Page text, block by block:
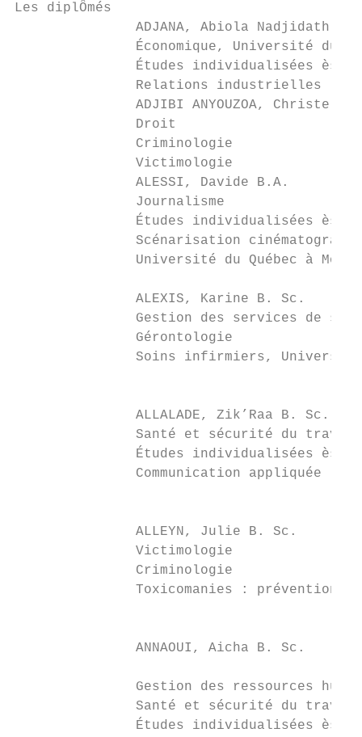
Les diplÔmés
ADJANA, Abiola Nadjidath
Économique, Université du
Études individualisées ès
Relations industrielles
ADJIBI ANYOUZOA,
Droit
Criminologie
Victimologie
ALESSI, Davide B.A.
Journalisme
Études individualisées ès
Scénarisation
Université du Québec à
ALEXIS, Karine B. Sc.
Gestion des services de
Gérontologie
Soins infirmiers,
ALLALADE, Zik’Raa B. Sc.
Santé et sécurité du
Études individualisées ès
Communication appliquée
ALLEYN, Julie B. Sc.
Victimologie
Criminologie
Toxicomanies : prévention
ANNAOUI, Aicha B. Sc.
Gestion des ressources
Santé et sécurité du
Études individualisées ès